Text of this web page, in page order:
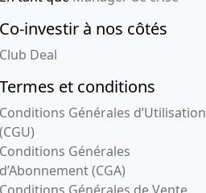
Co-investir à nos côtés
Club Deal
Termes et conditions
Conditions Générales d’Utilisation
(CGU)
Conditions Générales
d’Abonnement (CGA)